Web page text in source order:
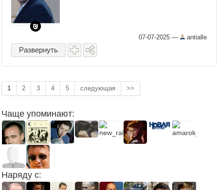
07-07-2025 — antialle
Развернуть
1 2 3 4 5 следующая >>
Чаще упоминают:
Наряду с: